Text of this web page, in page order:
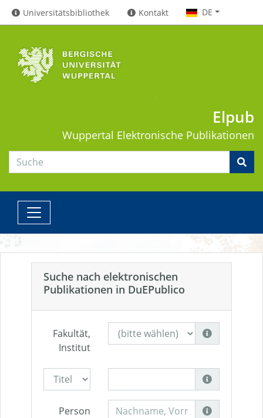
Universitätsbibliothek Kontakt DE
Elpub
Wuppertal Elektronische Publikationen
Suche nach elektronischen
Publikationen in DuEPublico
Fakultät,
Institut
Person